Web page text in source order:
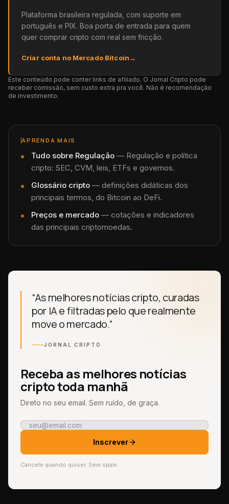
Plataforma brasileira regulada, com suporte em
português e PIX. Boa porta de entrada para quem
quer comprar cripto com real sem fricção.
Criar conta no Mercado Bitcoin→
Este conteúdo pode conter links de afiliado. O Jornal Cripto pode
receber comissão, sem custo extra pra você. Não é recomendação
de investimento.
APRENDA MAIS
Tudo sobre Regulação — Regulação e política
cripto: SEC, CVM, leis, ETFs e governos.
Glossário cripto — definições didáticas dos
principais termos, do Bitcoin ao DeFi.
Preços e mercado — cotações e indicadores
das principais criptomoedas.
“As melhores notícias cripto, curadas
por IA e filtradas pelo que realmente
move o mercado.”
JORNAL CRIPTO
Receba as melhores notícias
cripto toda manhã
Direto no seu email. Sem ruído, de graça.
Inscrever
Cancele quando quiser. Sem spam.